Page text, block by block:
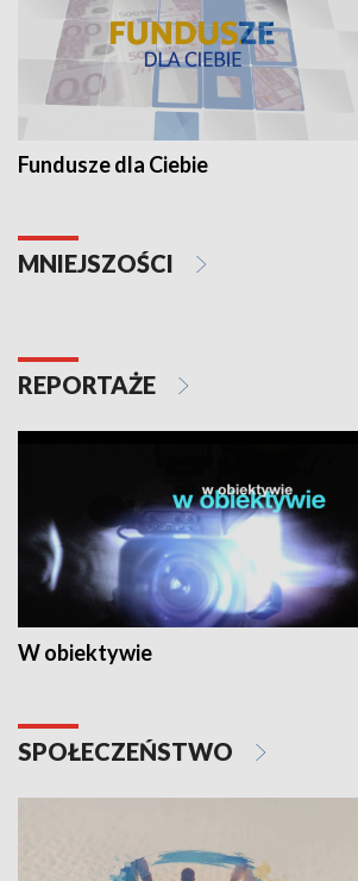
Fundusze dla Ciebie
MNIEJSZOŚCI
REPORTAŻE
W obiektywie
SPOŁECZEŃSTWO